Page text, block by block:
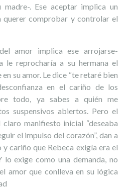
. Ese aceptar implica un
querer comprobar y controlar el
amor implica ese arrojarse-
le reprocharía a su hermana el
su amor. Le dice “te retaré bien
en el cariño de los
todo, ya sabes a quién me
suspensivos abiertos. Pero el
claro manifiesto inicial “deseaba
el impulso del corazón”, dan a
cariño que Rebeca exigía era el
lo exige como una demanda, no
amor que conlleva en su lógica